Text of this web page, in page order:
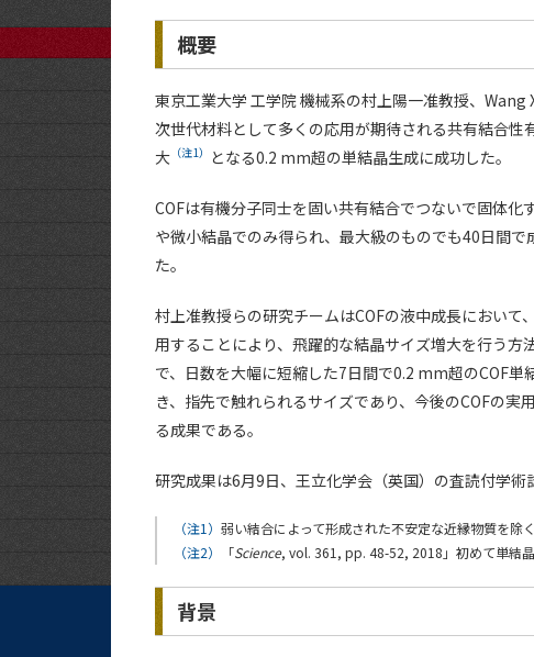
概要
東京工業大学 工学院 機械系の村上陽一准教授、
次世代材料として多くの応用が期待される共有結合
大 （注1） となる0.2 mm超の単結晶生成に成功した。
COFは有機分子同士を固い共有結合でつないで固体
や微小結晶でのみ得られ、最大級のものでも40日間
た。
村上准教授らの研究チームはCOFの液中成長におい
用することにより、飛躍的な結晶サイズ増大を行う方
で、日数を大幅に短縮した7日間で0.2 mm超のCOF
き、指先で触れられるサイズであり、今後のCOFの
る成果である。
研究成果は6月9日、王立化学会（英国）の査読付学術
（注1） 弱い結合によって形成された不安定な近縁物質を除
（注2）
「Science, vol. 361, pp. 48-52, 2018」初めて単結晶
背景